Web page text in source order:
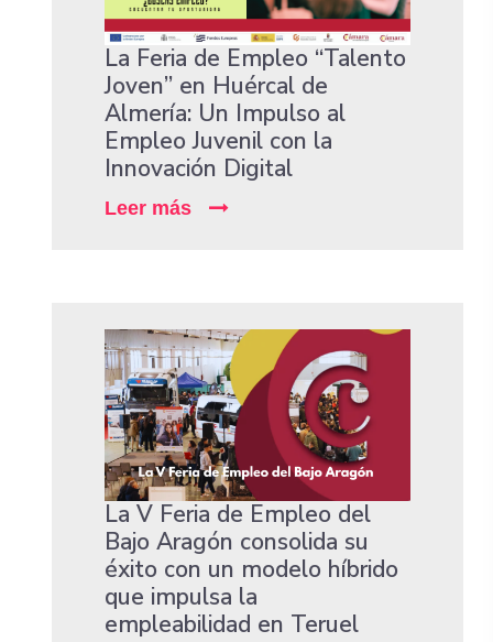
La Feria de Empleo “Talento
Joven” en Huércal de
Almería: Un Impulso al
Empleo Juvenil con la
Innovación Digital
Leer más
La V Feria de Empleo del
Bajo Aragón consolida su
éxito con un modelo híbrido
que impulsa la
empleabilidad en Teruel